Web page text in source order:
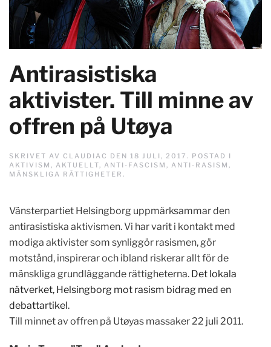
Antirasistiska
aktivister. Till minne av
offren på Utøya
SKRIVET AV CLAUDIAC DEN 18 JULI, 2017 . POSTAD I
AKTIVISM , AKTUELLT, ANTI-FASCISM , ANTI-RASISM ,
MÄNSKLIGA RÄTTIGHETER .
Vänsterpartiet Helsingborg uppmärksammar den
antirasistiska aktivismen. Vi har varit i kontakt med
modiga aktivister som synliggör rasismen, gör
motstånd, inspirerar och ibland riskerar allt för de
mänskliga grundläggande rättigheterna. Det lokala
nätverket, Helsingborg mot rasism bidrag med en
debattartikel.
Till minnet av offren på Utøyas massaker 22 juli 2011.